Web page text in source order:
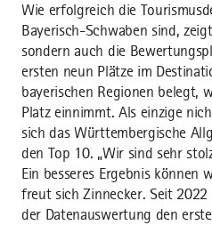
Wie erfolgreich die
Bayerisch-Schwaben sind,
sondern auch die
ersten neun Plätze im
bayerischen Regionen belegt,
Platz einnimmt. Als einzige
sich das Württembergische
den Top 10. „Wir sind sehr
Ein besseres Ergebnis können
freut sich Zinnecker. Seit
der Datenauswertung den